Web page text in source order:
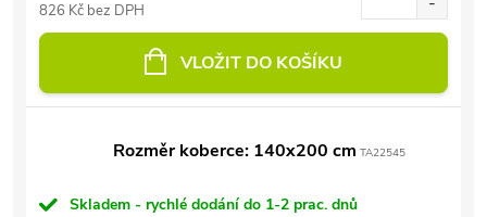
826 Kč bez DPH
VLOŽIT DO KOŠÍKU
Rozměr koberce: 140x200 cm TA22545
Skladem - rychlé dodání do 1-2 prac. dnů